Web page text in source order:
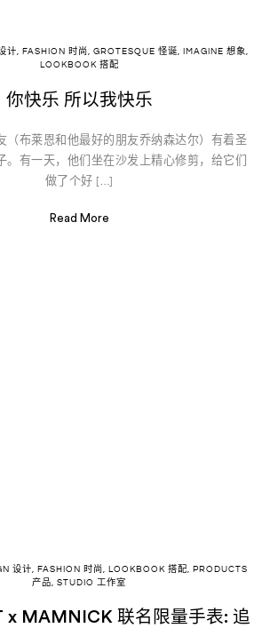
计, FASHION 时尚 , GROTESQUE 怪诞, IMAGINE 想象,
LOOKBOOK 搭配
你快乐 所以我快乐
（布莱恩和他最好的朋友乔纳森达尔）有着圣
。有一天，他们坐在沙发上精心修剪，给它们
做了个好 […]
Read More
设计 FASHION 时尚 LOOKBOOK 搭配
PRODUCTS
产品
STUDIO 工作室
x MAMNICK 联名限量手表: 追